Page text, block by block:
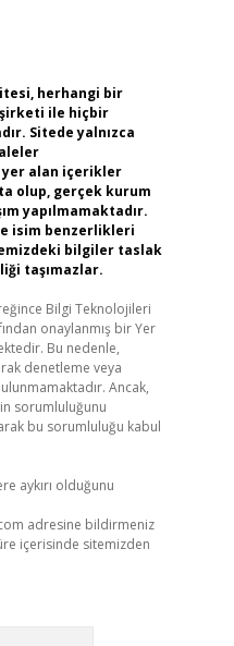
herhangi bir
şirketi ile hiçbir
Sitede yalnızca
yer alan içerikler
olup, gerçek kurum
yapılmamaktadır.
isim benzerlikleri
bilgiler taslak
taşımazlar.
Bilgi Teknolojileri
onaylanmış bir Yer
Bu nedenle,
denetleme veya
Ancak,
sorumluluğunu
bu sorumluluğu kabul
aykırı olduğunu
adresine bildirmeniz
içerisinde sitemizden